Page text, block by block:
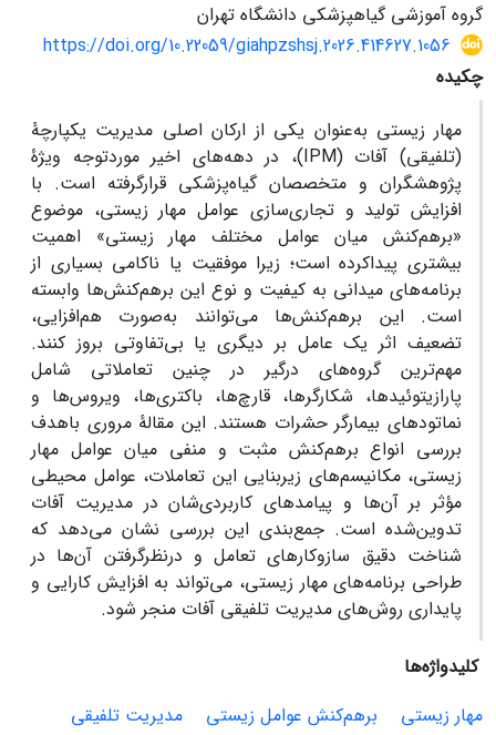
گروه آموزشی گیاهپزشکی دانشگاه تهران
https://doi.org/10.22059/giahpzshsj.2026.414627.1056
چکیده
مهار زیستی به‌عنوان یکی از ارکان اصلی مدیریت یکپارچۀ
(تلفیقی) آفات (IPM)، در دهه‌های اخیر موردتوجه ویژۀ
پژوهشگران و متخصصان گیاه‌پزشکی قرارگرفته است. با
افزایش تولید و تجاری‌سازی عوامل مهار زیستی، موضوع
«برهم‌کنش میان عوامل مختلف مهار زیستی» اهمیت
بیشتری پیداکرده است؛ زیرا موفقیت یا ناکامی بسیاری از
برنامه‌های میدانی به کیفیت و نوع این برهم‌کنش‌ها وابسته
است. این برهم‌کنش‌ها می‌توانند به‌صورت هم‌افزایی،
تضعیف اثر یک عامل بر دیگری یا بی‌تفاوتی بروز کنند.
مهم‌ترین گروه‌های درگیر در چنین تعاملاتی شامل
پارازیتوئیدها، شکارگرها، قارچ‌ها، باکتری‌ها، ویروس‌ها و
نماتودهای بیمارگر حشرات هستند. این مقالۀ مروری باهدف
بررسی انواع برهم‌کنش مثبت و منفی میان عوامل مهار
زیستی، مکانیسم‌های زیربنایی این تعاملات، عوامل محیطی
مؤثر بر آن‌ها و پیامدهای کاربردی‌شان در مدیریت آفات
تدوین‌شده است. جمع‌بندی این بررسی نشان می‌دهد که
شناخت دقیق سازوکارهای تعامل و درنظرگرفتن آن‌ها در
طراحی برنامه‌های مهار زیستی، می‌تواند به افزایش کارایی و
پایداری روش‌های مدیریت تلفیقی آفات منجر شود.
کلیدواژه‌ها
مهار زیستی
برهم‌کنش عوامل زیستی
مدیریت تلفیقی